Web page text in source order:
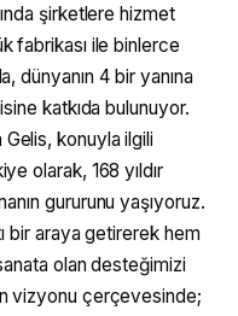
şirketlere hizmet
fabrikası ile binlerce
dünyanın 4 bir yanına
katkıda bulunuyor.
konuyla ilgili
olarak, 168 yıldır
gururunu yaşıyoruz.
bir araya getirerek hem
olan desteğimizi
vizyonu çerçevesinde;